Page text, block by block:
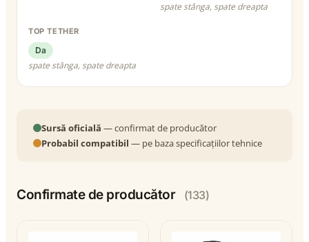
spate stânga, spate dreapta
TOP TETHER
Da
spate stânga, spate dreapta
Sursă oficială — confirmat de producător
Probabil compatibil — pe baza specificațiilor tehnice
Confirmate de producător (133)